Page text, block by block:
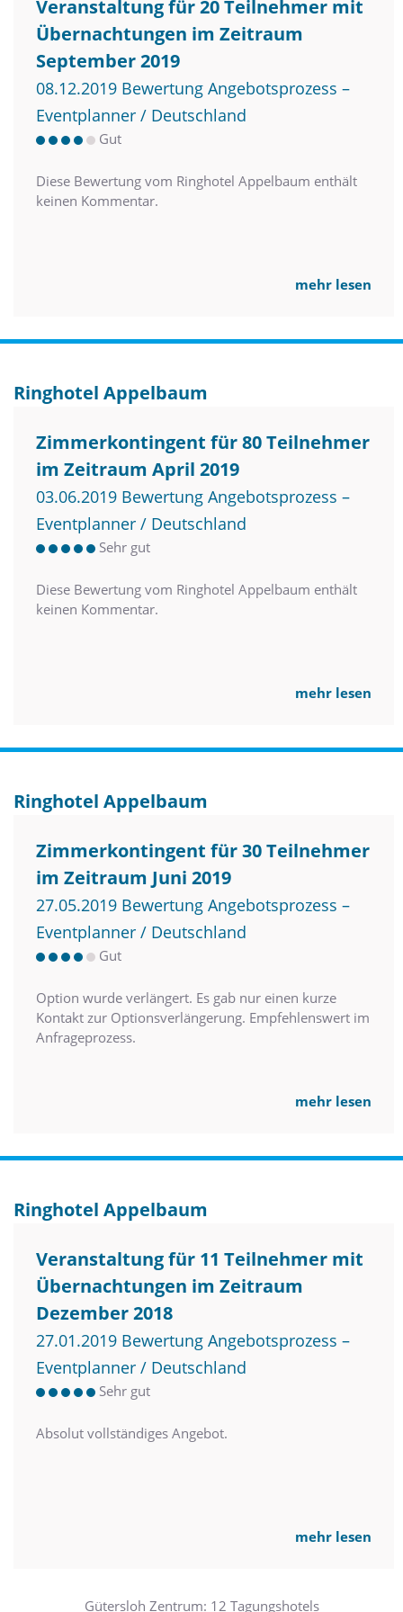
Veranstaltung für 20 Teilnehmer mit
Übernachtungen im Zeitraum
September 2019
08.12.2019 Bewertung Angebotsprozess –
Eventplanner / Deutschland
Gut
Diese Bewertung vom Ringhotel Appelbaum enthält
keinen Kommentar.
mehr lesen
Ringhotel Appelbaum
Zimmerkontingent für 80 Teilnehmer
im Zeitraum April 2019
03.06.2019 Bewertung Angebotsprozess –
Eventplanner / Deutschland
Sehr gut
Diese Bewertung vom Ringhotel Appelbaum enthält
keinen Kommentar.
mehr lesen
Ringhotel Appelbaum
Zimmerkontingent für 30 Teilnehmer
im Zeitraum Juni 2019
27.05.2019 Bewertung Angebotsprozess –
Eventplanner / Deutschland
Gut
Option wurde verlängert. Es gab nur einen kurze
Kontakt zur Optionsverlängerung. Empfehlenswert im
Anfrageprozess.
mehr lesen
Ringhotel Appelbaum
Veranstaltung für 11 Teilnehmer mit
Übernachtungen im Zeitraum
Dezember 2018
27.01.2019 Bewertung Angebotsprozess –
Eventplanner / Deutschland
Sehr gut
Absolut vollständiges Angebot.
mehr lesen
Gütersloh Zentrum: 12 Tagungshotels